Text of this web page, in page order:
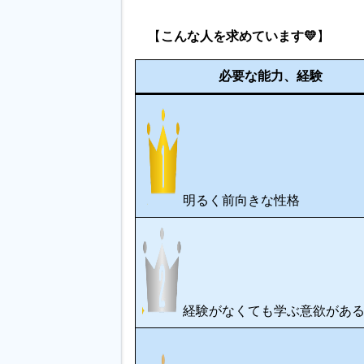
【 こんな人を求めています💛 】
必要な能力、経験
明るく前向きな性格
経験がなくても学ぶ意欲がある